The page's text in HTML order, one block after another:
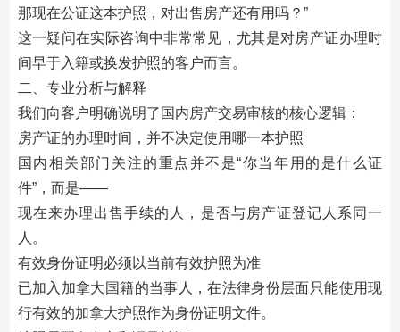
那现在公证这本护照，对出售房产还有用吗？”
这一疑问在实际咨询中非常常见，尤其是对房产证办理时
间早于入籍或换发护照的客户而言。
二、专业分析与解释
我们向客户明确说明了国内房产交易审核的核心逻辑：
房产证的办理时间，并不决定使用哪一本护照
国内相关部门关注的重点并不是“你当年用的是什么证
件”，而是——
现在来办理出售手续的人，是否与房产证登记人系同一
人。
有效身份证明必须以当前有效护照为准
已加入加拿大国籍的当事人，在法律身份层面只能使用现
行有效的加拿大护照作为身份证明文件。